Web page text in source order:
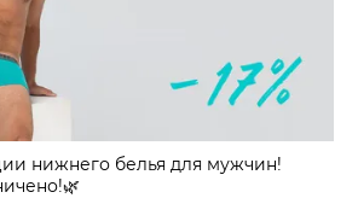
нижнего белья для мужчин!